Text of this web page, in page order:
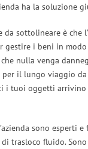
ha la soluzione
sottolineare è che
gestire i beni in modo
nulla venga
il lungo viaggio da
i tuoi oggetti arrivino
sono esperti e
trasloco fluido.